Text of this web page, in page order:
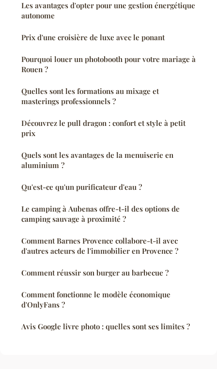
Les avantages d'opter pour une gestion énergétique
autonome
Prix d'une croisière de luxe avec le ponant
Pourquoi louer un photobooth pour votre mariage à
Rouen ?
Quelles sont les formations au mixage et
masterings professionnels ?
Découvrez le pull dragon : confort et style à petit
prix
Quels sont les avantages de la menuiserie en
aluminium ?
Qu'est-ce qu'un purificateur d'eau ?
Le camping à Aubenas offre-t-il des options de
camping sauvage à proximité ?
Comment Barnes Provence collabore-t-il avec
d'autres acteurs de l'immobilier en Provence ?
Comment réussir son burger au barbecue ?
Comment fonctionne le modèle économique
d'OnlyFans ?
Avis Google livre photo : quelles sont ses limites ?